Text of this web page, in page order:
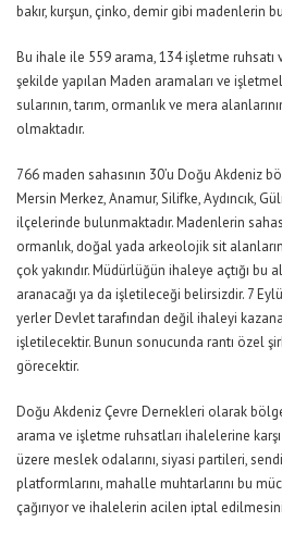
bakır, kurşun, çinko, demir gibi madenlerin
Bu ihale ile 559 arama, 134 işletme ruhsatı
şekilde yapılan Maden aramaları ve
sularının, tarım, ormanlık ve mera
olmaktadır.
766 maden sahasının 30’u Doğu Akdeniz
Mersin Merkez, Anamur, Silifke, Aydıncık,
ilçelerinde bulunmaktadır. Madenlerin
ormanlık, doğal yada arkeolojik sit
çok yakındır. Müdürlüğün ihaleye açtığı
aranacağı ya da işletileceği belirsizdir. 7
yerler Devlet tarafından değil ihaleyi
işletilecektir. Bunun sonucunda rantı özel
görecektir.
Doğu Akdeniz Çevre Dernekleri olarak
arama ve işletme ruhsatları ihalelerine
üzere meslek odalarını, siyasi partileri,
platformlarını, mahalle muhtarlarını bu
çağırıyor ve ihalelerin acilen iptal